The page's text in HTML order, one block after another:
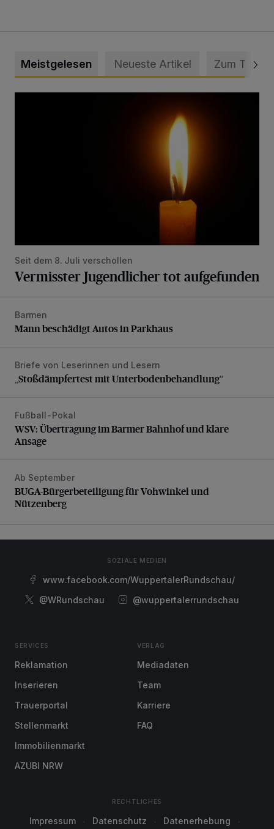
Meistgelesen Neueste Artikel Zum Thema
Seit dem 8. Juli verschollen
Vermisster Jugendlicher tot aufgefunden
Mann beschädigt Autos in Parkhaus
Barmen
Mann beschädigt Autos in Parkhaus
„Stoßdämpfertest mit Unterbodenbehandlung“
Briefe von Leserinnen und Lesern
„Stoßdämpfertest mit Unterbodenbehandlung“
WSV: Übertragung im Barmer Bahnhof und klare Ansage
Fußball-Pokal
WSV: Übertragung im Barmer Bahnhof und klare
Ansage
BUGA-Bürgerbeteiligung für Vohwinkel und Nützenberg
Ab September
BUGA-Bürgerbeteiligung für Vohwinkel und
Nützenberg
SOZIALE MEDIEN
www.facebook.com/WuppertalerRundschau/
@WRundschau
@wuppertalerrundschau
SERVICES
Reklamation
Inserieren
Trauerportal
Stellenmarkt
Immobilienmarkt
AZUBI NRW
VERLAG
Mediadaten
Team
Karriere
FAQ
RECHTLICHES
Impressum Datenschutz Datenerhebung